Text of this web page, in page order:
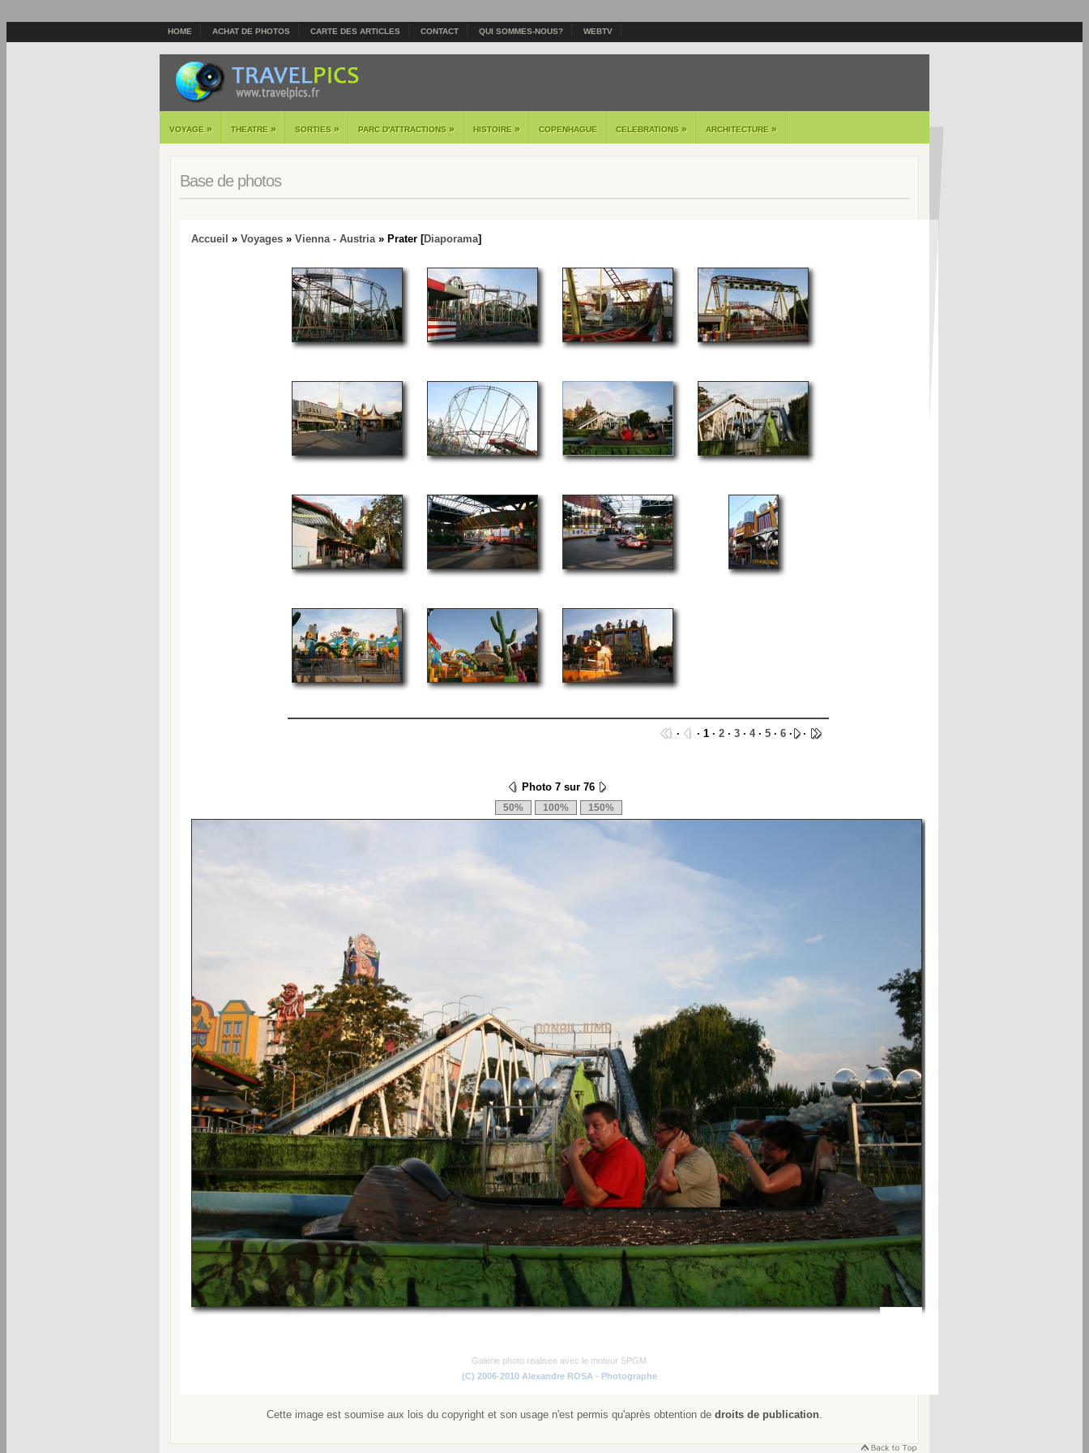
HOME ACHAT DE PHOTOS CARTE DES ARTICLES CONTACT QUI SOMMES-NOUS? WEBTV
VOYAGE » THEATRE » SORTIES » PARC D'ATTRACTIONS » HISTOIRE » COPENHAGUE CELEBRATIONS » ARCHITECTURE »
Base de photos
Accueil » Voyages » Vienna - Austria» Prater [Diaporama]
· · 1 · 2 · 3 · 4· 5 · 6 · ·
Photo 7 sur 76
Galerie photo realisee avec le moteur SPGM
(C) 2006-2010 Alexandre ROSA - Photographe
Cette image est soumise aux lois du copyright et son usage n'est permis qu'après obtention de droits de publication.